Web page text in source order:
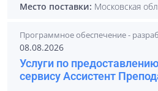
Место поставки: Московская
Программное обеспечение -
08.08.2026
Услуги по
сервису Ассистент